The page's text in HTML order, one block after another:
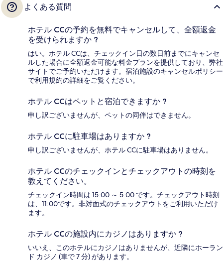
よくある質問
ホテル CCの予約を無料でキャンセルして、全額返金
を受けられますか ?
はい。ホテル CCは、チェックイン日の数日前までにキャンセ
ルした場合に全額返金可能な料金プランを提供しており、弊社
サイトでご予約いただけます。宿泊施設のキャンセルポリシー
で利用規約の詳細をご覧ください。
ホテル CCはペットと宿泊できますか ?
申し訳ございませんが、ペットの同伴はできません。
ホテル CCに駐車場はありますか ?
申し訳ございませんが、ホテル CCに駐車場はありません。
ホテル CCのチェックインとチェックアウトの時刻を
教えてください。
チェックイン時間は 15:00 ～ 5:00 です。チェックアウト時刻
は、11:00です。非対面式のチェックアウトをご利用いただけ
ます。
ホテル CCの施設内にカジノはありますか ?
いいえ、このホテルにカジノはありませんが、近隣にホーラン
ド カジノ (車で 7 分) があります。